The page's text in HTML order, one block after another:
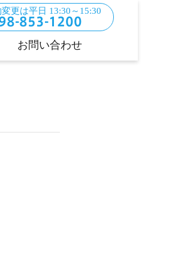
更は平日 13:30～15:30
853-1200
お問い合わせ